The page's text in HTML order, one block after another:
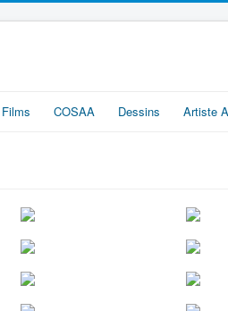
Films COSAA Dessins Artiste